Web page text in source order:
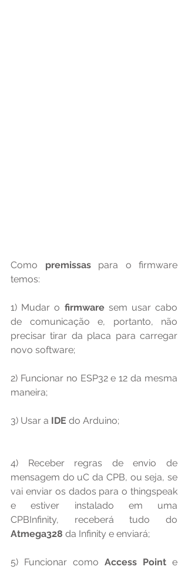
Como premissas para o firmware
temos:
1) Mudar o firmware sem usar cabo
de comunicação e, portanto, não
precisar tirar da placa para carregar
novo software;
2) Funcionar no ESP32 e 12 da mesma
maneira;
3) Usar a IDE do Arduino;
4) Receber regras de envio de
mensagem do uC da CPB, ou seja, se
vai enviar os dados para o thingspeak
e estiver instalado em uma
Atmega328 da Infinity e enviará;
5) Funcionar como Access Point e